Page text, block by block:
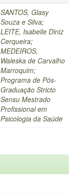
SANTOS, Glasy
Souza e Silva;
LEITE, Isabelle Diniz
Cerqueira;
MEDEIROS,
Waleska de Carvalho
Marroquim;
Programa de Pós-
Graduação Stricto
Sensu Mestrado
Profissional em
Psicologia da Saúde